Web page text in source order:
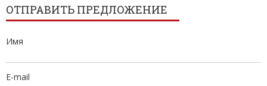
ОТПРАВИТЬ ПРЕДЛОЖЕНИЕ
Имя
E-mail